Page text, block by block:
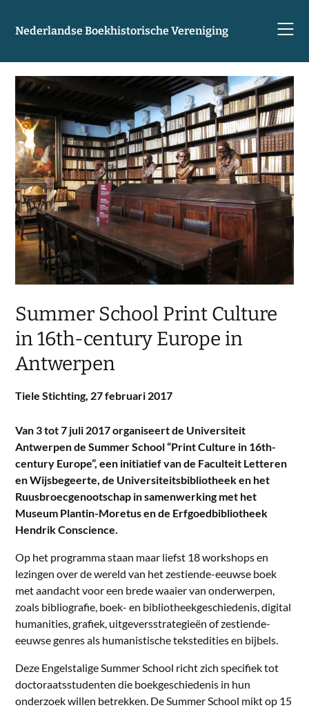
Nederlandse Boekhistorische Vereniging
Summer School Print Culture
in 16th-century Europe in
Antwerpen
Tiele Stichting, 27 februari 2017
Van 3 tot 7 juli 2017 organiseert de Universiteit
Antwerpen de Summer School “Print Culture in 16th-
century Europe”, een initiatief van de Faculteit Letteren
en Wijsbegeerte, de Universiteitsbibliotheek en het
Ruusbroecgenootschap in samenwerking met het
Museum Plantin-Moretus en de Erfgoedbibliotheek
Hendrik Conscience.
Op het programma staan maar liefst 18 workshops en
lezingen over de wereld van het zestiende-eeuwse boek
met aandacht voor een brede waaier van onderwerpen,
zoals bibliografie, boek- en bibliotheekgeschiedenis, digital
humanities, grafiek, uitgeversstrategieën of zestiende-
eeuwse genres als humanistische tekstedities en bijbels.
Deze Engelstalige Summer School richt zich specifiek tot
doctoraatsstudenten die boekgeschiedenis in hun
onderzoek willen betrekken. De Summer School mikt op 15